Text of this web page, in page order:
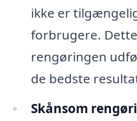
ikke er
forbrugere.
rengøringen
de bedste
Skånsom